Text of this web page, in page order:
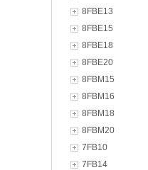
8FBE13
8FBE15
8FBE18
8FBE20
8FBM15
8FBM16
8FBM18
8FBM20
7FB10
7FB14